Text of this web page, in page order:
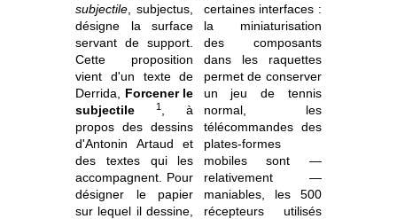
subjectile , subjectus,
désigne la surface
servant de support.
Cette proposition
vient d'un texte de
Derrida, Forcener le
subjectile
1
, à
propos des dessins
d'Antonin Artaud et
des textes qui les
accompagnent. Pour
désigner le papier
sur lequel il dessine,
certaines interfaces :
la miniaturisation
des composants
dans les raquettes
permet de conserver
un jeu de tennis
normal, les
télécommandes des
plates-formes
mobiles sont —
relativement —
maniables, les 500
récepteurs utilisés